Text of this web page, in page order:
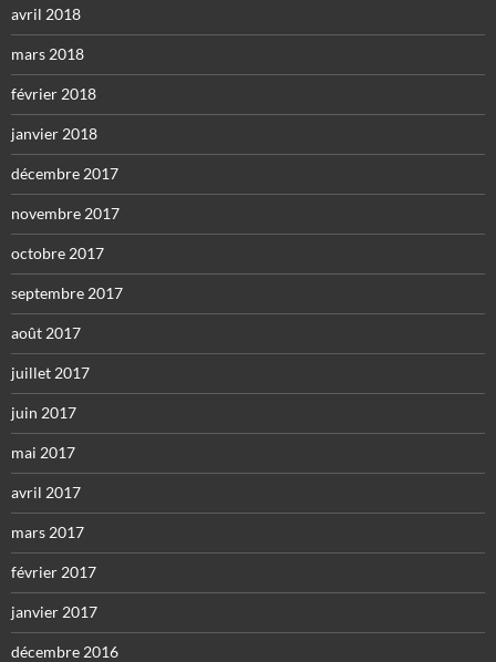
avril 2018
mars 2018
février 2018
janvier 2018
décembre 2017
novembre 2017
octobre 2017
septembre 2017
août 2017
juillet 2017
juin 2017
mai 2017
avril 2017
mars 2017
février 2017
janvier 2017
décembre 2016